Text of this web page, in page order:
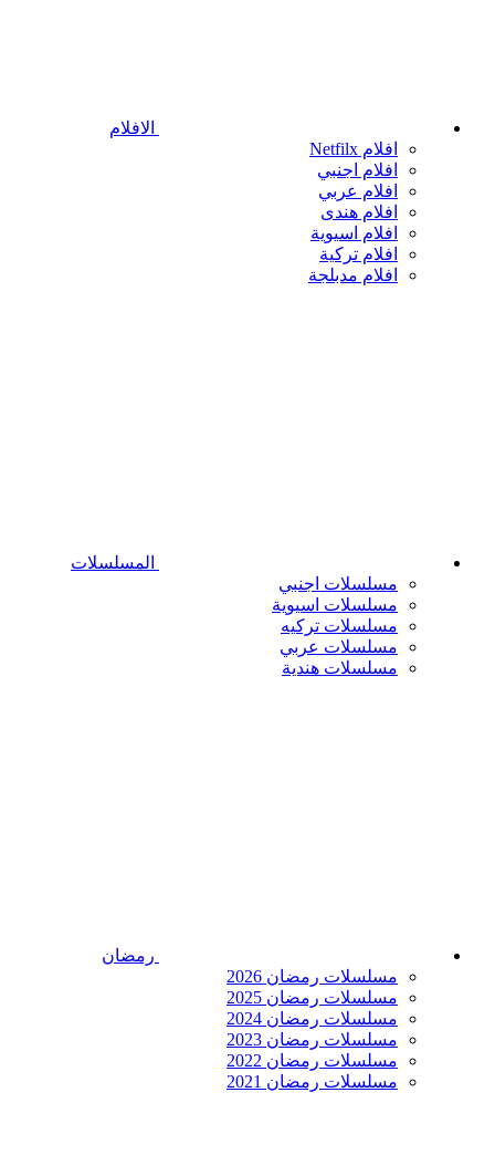
الافلام
افلام Netfilx
افلام اجنبي
افلام عربي
افلام هندى
افلام اسيوية
افلام تركية
افلام مدبلجة
المسلسلات
مسلسلات اجنبي
مسلسلات اسيوية
مسلسلات تركيه
مسلسلات عربي
مسلسلات هندية
رمضان
مسلسلات رمضان 2026
مسلسلات رمضان 2025
مسلسلات رمضان 2024
مسلسلات رمضان 2023
مسلسلات رمضان 2022
مسلسلات رمضان 2021